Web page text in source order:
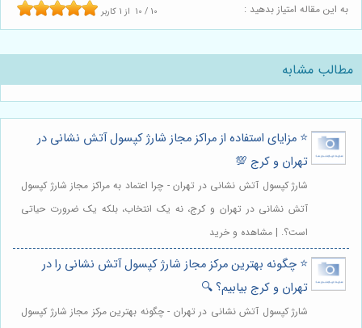
به این مقاله امتیاز بدهید : 10 / 10 از 1 کاربر
مطالب مشابه
⭐️ مزایای استفاده از مراکز مجاز شارژ کپسول آتش نشانی در
تهران و کرج 💯
شارژ کپسول آتش نشانی در تهران - چرا اعتماد به مراکز مجاز شارژ کپسول
آتش نشانی در تهران و کرج، نه یک انتخاب، بلکه یک ضرورت حیاتی
است؟. | مشاهده و خرید
⭐️ چگونه بهترین مرکز مجاز شارژ کپسول آتش نشانی را در
تهران و کرج بیابیم؟ 🔍
شارژ کپسول آتش نشانی در تهران - چگونه بهترین مرکز مجاز شارژ کپسول